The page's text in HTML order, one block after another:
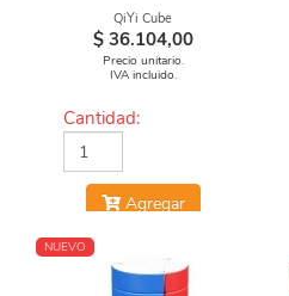
QiYi Cube
$ 36.104,00
Precio unitario.
IVA incluido.
Cantidad:
Agregar
NUEVO